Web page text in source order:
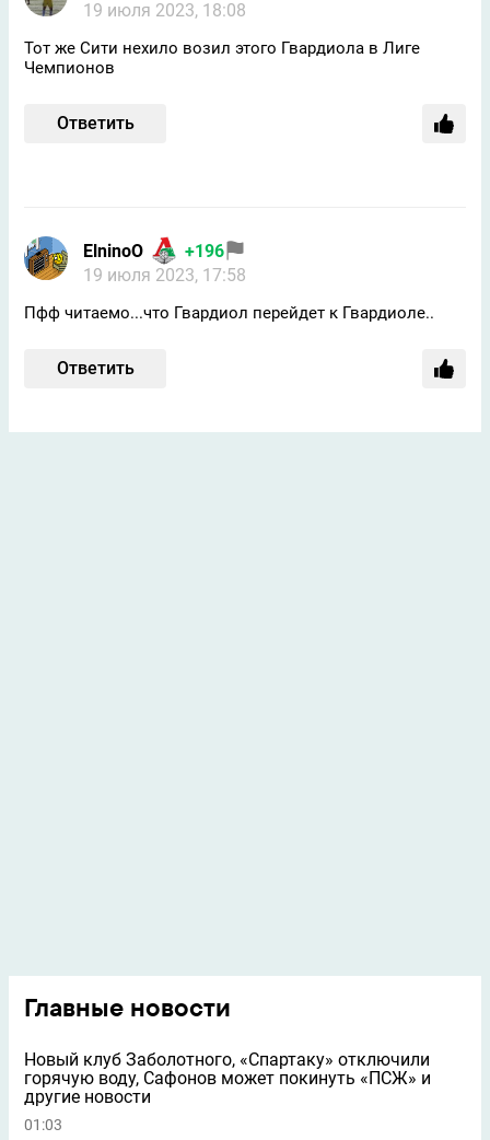
19 июля 2023, 18:08
Тот же Сити нехило возил этого Гвардиола в Лиге
Чемпионов
Ответить
ElninoO
+196
19 июля 2023, 17:58
Пфф читаемо...что Гвардиол перейдет к Гвардиоле..
Ответить
Главные новости
Новый клуб Заболотного, «Спартаку» отключили
горячую воду, Сафонов может покинуть «ПСЖ» и
другие новости
01:03